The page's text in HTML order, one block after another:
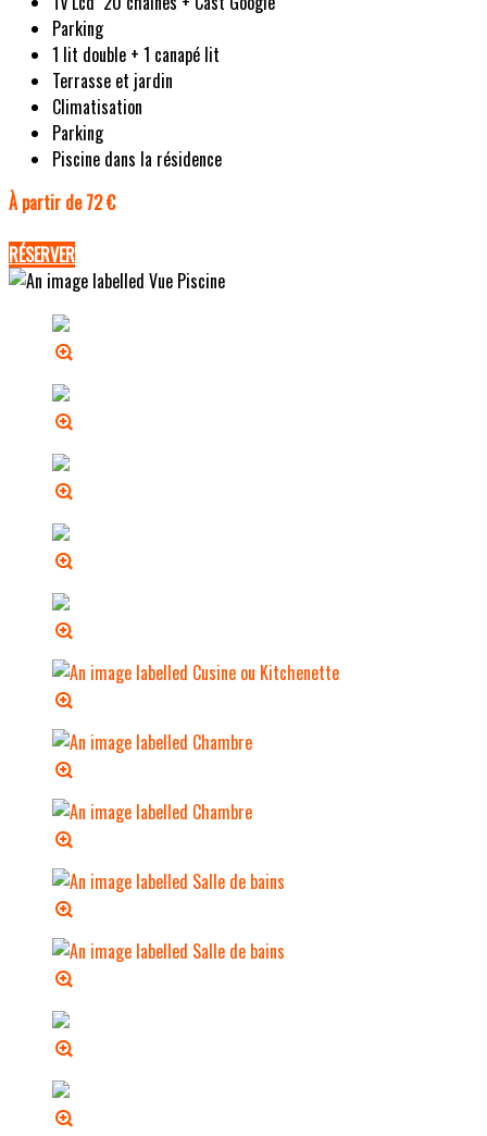
Parking
1 lit double + 1 canapé lit
Terrasse et jardin
Climatisation
Parking
Piscine dans la résidence
À partir de 72 €
RÉSERVER